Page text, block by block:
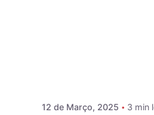
12 de Março, 2025 3 min